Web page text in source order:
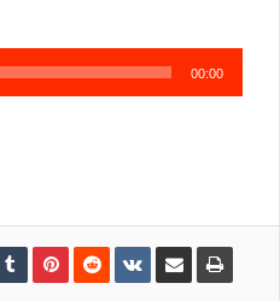
00:00